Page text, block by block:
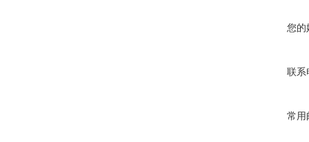
您的
联系
常用